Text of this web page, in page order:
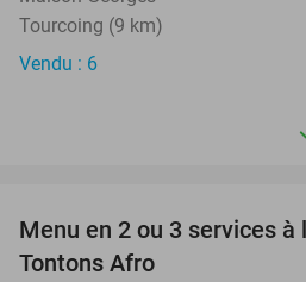
Tourcoing (9 km)
Vendu : 6
Menu en 2 ou 3 services à
Tontons Afro